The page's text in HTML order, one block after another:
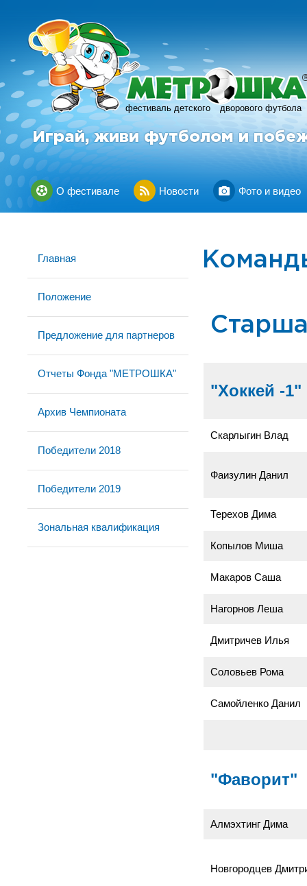
фестиваль детского дворового футбола
R
Играй, живи футболом и
О фестивале Новости Фото и видео
Главная
Положение
Предложение для партнеров
Отчеты Фонда "МЕТРОШКА"
Архив Чемпионата
Победители 2018
Победители 2019
Зональная квалификация
"Хоккей -1"
Скарлыгин Влад
Фаизулин Данил
Терехов Дима
Копылов Миша
Макаров Саша
Нагорнов Леша
Дмитричев Илья
Соловьев Рома
Самойленко Данил
"Фаворит"
Алмэхтинг Дима
Новгородцев